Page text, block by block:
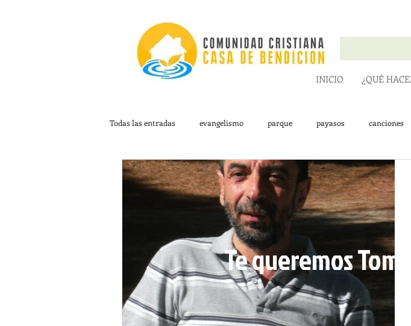
INICIO ¿QUÉ
Todas las entradas evangelismo parque payasos canciones
Te queremos